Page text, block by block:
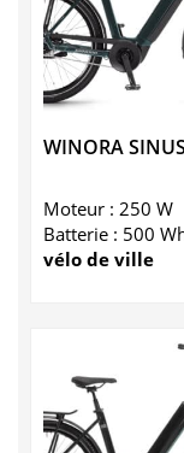
WINORA
Moteur : 250 W
Batterie : 500
vélo de ville